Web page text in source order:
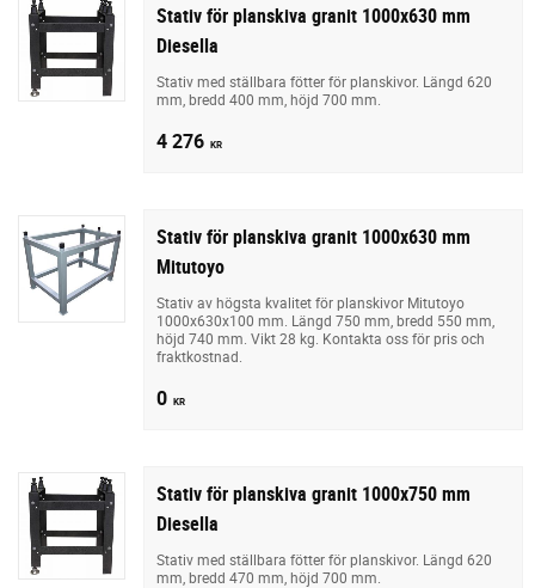
Stativ för planskiva granit 1000x630 mm
Diesella
Stativ med ställbara fötter för planskivor. Längd 620
mm, bredd 400 mm, höjd 700 mm.
4 276 KR
Stativ för planskiva granit 1000x630 mm
Mitutoyo
Stativ av högsta kvalitet för planskivor Mitutoyo
1000x630x100 mm. Längd 750 mm, bredd 550 mm,
höjd 740 mm. Vikt 28 kg. Kontakta oss för pris och
fraktkostnad.
0 KR
Stativ för planskiva granit 1000x750 mm
Diesella
Stativ med ställbara fötter för planskivor. Längd 620
mm, bredd 470 mm, höjd 700 mm.